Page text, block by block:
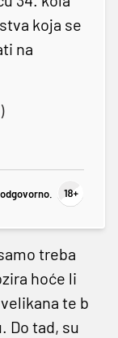
koja se
na
treba
hoće li
te b
Do tad, su